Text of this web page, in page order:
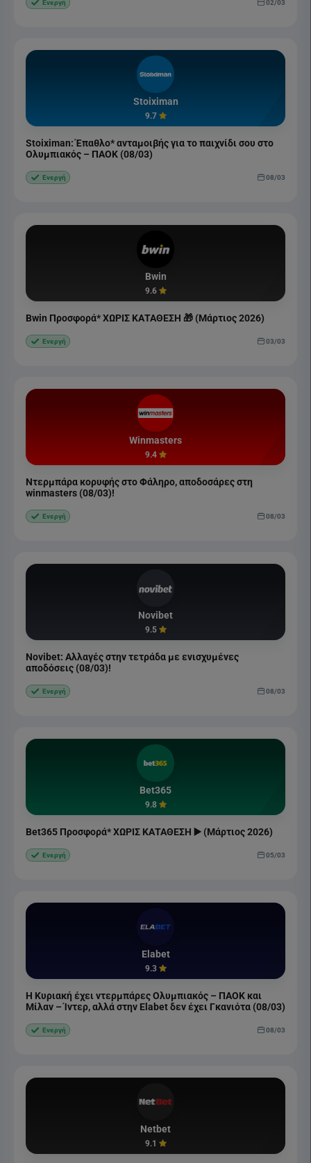
Ενεργή 02/03
Stoiximan
9.7
Stoiximan: Έπαθλο* ανταμοιβής για το παιχνίδι σου στο
Ολυμπιακός – ΠΑΟΚ (08/03)
Ενεργή 08/03
Bwin
9.6
Bwin Προσφορά* ΧΩΡΙΣ ΚΑΤΑΘΕΣΗ 🎁 (Μάρτιος 2026)
Ενεργή 03/03
Winmasters
9.4
Ντερμπάρα κορυφής στο Φάληρο, αποδοσάρες στη
winmasters (08/03)!
Ενεργή 08/03
Novibet
9.5
Novibet: Αλλαγές στην τετράδα με ενισχυμένες
αποδόσεις (08/03)!
Ενεργή 08/03
Bet365
9.8
Bet365 Προσφορά* ΧΩΡΙΣ ΚΑΤΑΘΕΣΗ ▶️ (Μάρτιος 2026)
Ενεργή 05/03
Elabet
9.3
Η Κυριακή έχει ντερμπάρες Ολυμπιακός – ΠΑΟΚ και
Μίλαν – Ίντερ, αλλά στην Elabet δεν έχει Γκανιότα (08/03)
Ενεργή 08/03
Netbet
9.1